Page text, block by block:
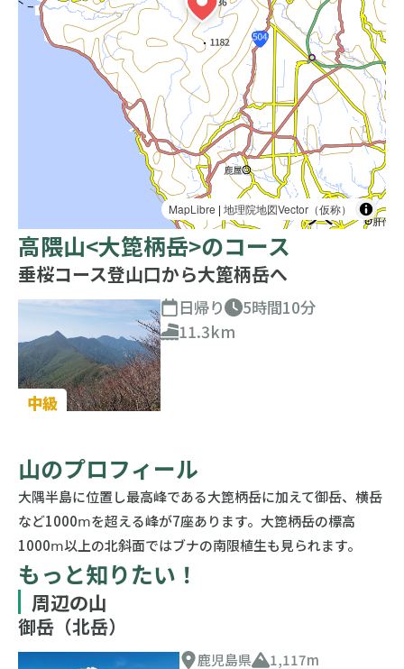
MapLibre |地理院地図Vector（仮称）
高隈山<大箆柄岳>のコース
垂桜コース登山口から大篦柄岳へ
中級
日帰り
5時間10分
11.3km
山のプロフィール
大隅半島に位置し最高峰である大箆柄岳に加えて御岳、横岳
など1000ⅿを超える峰が7座あります。大箆柄岳の標高
1000ⅿ以上の北斜面ではブナの南限植生も見られます。
もっと知りたい！
周辺の山
御岳（北岳）
鹿児島県
1,117m